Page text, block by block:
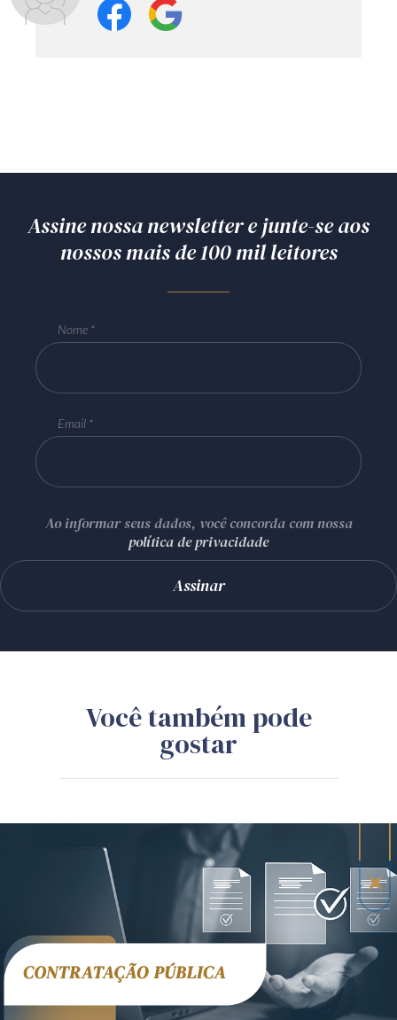
Assine nossa newsletter e junte-se aos
nossos mais de 100 mil leitores
Nome
Email
Ao informar seus dados, você concorda com nossa
política de privacidade
Você também pode
gostar